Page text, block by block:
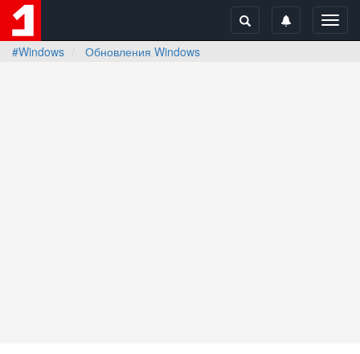
#Windows
Обновления Windows